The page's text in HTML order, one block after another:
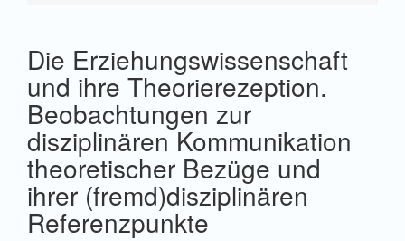
Die Erziehungswissenschaft
und ihre Theorierezeption.
Beobachtungen zur
disziplinären Kommunikation
theoretischer Bezüge und
ihrer (fremd)disziplinären
Referenzpunkte